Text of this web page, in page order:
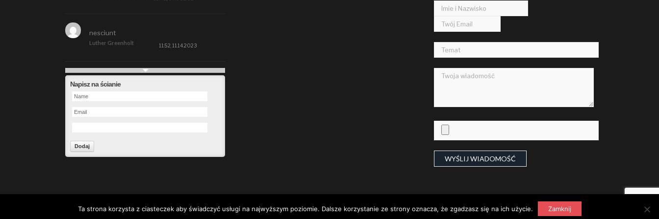
Luther Greenholt
nesciunt
11:52, 11.14.2023
Future
Napisz na ścianie
© 2000-2014 wegliniec24.pl Wszelkie prawa zastrzeżone. | Strona powstała w wyniku połączenia ze stroną ruszow.pl - Strona archiwalna:archiwum.ruszow.pl
Ta strona korzysta z ciasteczek aby świadczyć usługi na najwyższym poziomie. Dalsze korzystanie ze strony oznacza, że zgadzasz się na ich użycie. Zamknij